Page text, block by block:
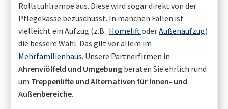
Rollstuhlrampe aus. Diese wird sogar direkt von der
Pflegekasse bezuschusst. In manchen Fällen ist
vielleicht ein Aufzug (z.B. HomeliftoderAußenaufzug)
die bessere Wahl. Das gilt vor allem im
Mehrfamilienhaus. Unsere Partnerfirmen in
Ahrenviölfeld und Umgebung beraten Sie ehrlich rund
um Treppenlifte und Alternativen für Innen- und
Außenbereiche.